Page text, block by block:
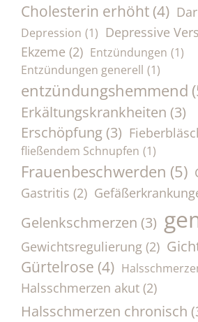
Cholesterin erhöht (4)
Depression (1) Depressive
Ekzeme (2) Entzündungen (1)
Entzündungen generell (1)
entzündungshemmend
Erkältungskrankheiten (3)
Erschöpfung (3)
fließendem Schnupfen (1)
Frauenbeschwerden (5)
Gastritis (2)
Gelenkschmerzen (3)
Gewichtsregulierung (2)
Gürtelrose (4)
Halsschmerzen akut (2)
Halsschmerzen chronisch